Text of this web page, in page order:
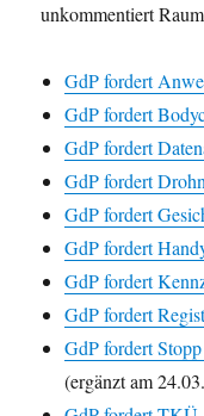
unkommentiert
GdP fordert
GdP fordert
GdP fordert
GdP fordert
GdP fordert
GdP fordert
GdP fordert
GdP fordert
GdP fordert
(ergänzt am